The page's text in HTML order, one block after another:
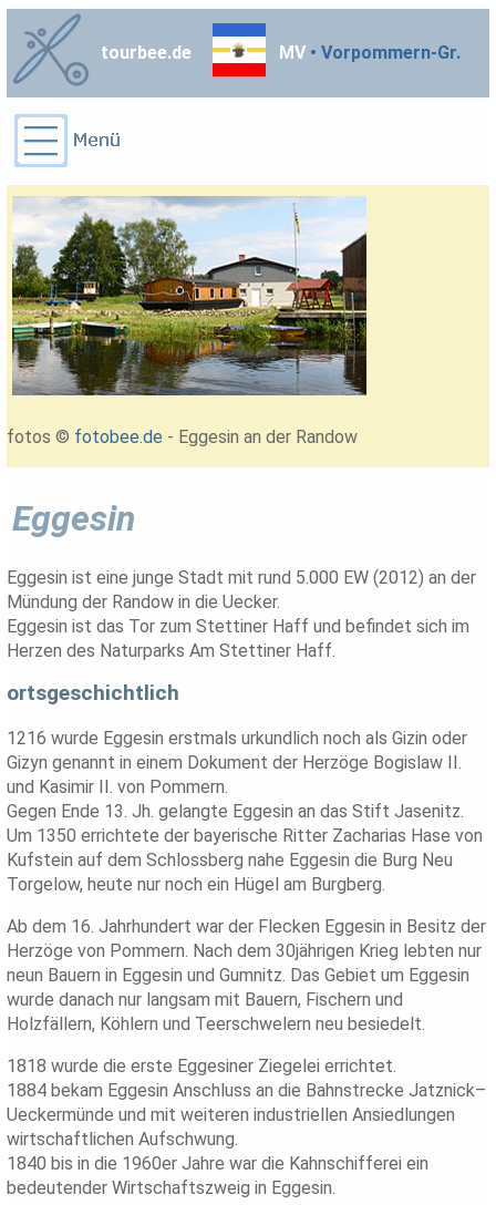
tourbee.de MV • Vorpommern-Gr.
fotos © fotobee.de - Eggesin an der Randow
Eggesin
Eggesin ist eine junge Stadt mit rund 5.000 EW (2012) an der
Mündung der Randow in die Uecker.
Eggesin ist das Tor zum Stettiner Haff und befindet sich im
Herzen des Naturparks Am Stettiner Haff.
ortsgeschichtlich
1216 wurde Eggesin erstmals urkundlich noch als Gizin oder
Gizyn genannt in einem Dokument der Herzöge Bogislaw II.
und Kasimir II. von Pommern.
Gegen Ende 13. Jh. gelangte Eggesin an das Stift Jasenitz.
Um 1350 errichtete der bayerische Ritter Zacharias Hase von
Kufstein auf dem Schlossberg nahe Eggesin die Burg Neu
Torgelow, heute nur noch ein Hügel am Burgberg.
Ab dem 16. Jahrhundert war der Flecken Eggesin in Besitz der
Herzöge von Pommern. Nach dem 30jährigen Krieg lebten nur
neun Bauern in Eggesin und Gumnitz. Das Gebiet um Eggesin
wurde danach nur langsam mit Bauern, Fischern und
Holzfällern, Köhlern und Teerschwelern neu besiedelt.
1818 wurde die erste Eggesiner Ziegelei errichtet.
1884 bekam Eggesin Anschluss an die Bahnstrecke Jatznick–
Ueckermünde und mit weiteren industriellen Ansiedlungen
wirtschaftlichen Aufschwung.
1840 bis in die 1960er Jahre war die Kahnschifferei ein
bedeutender Wirtschaftszweig in Eggesin.